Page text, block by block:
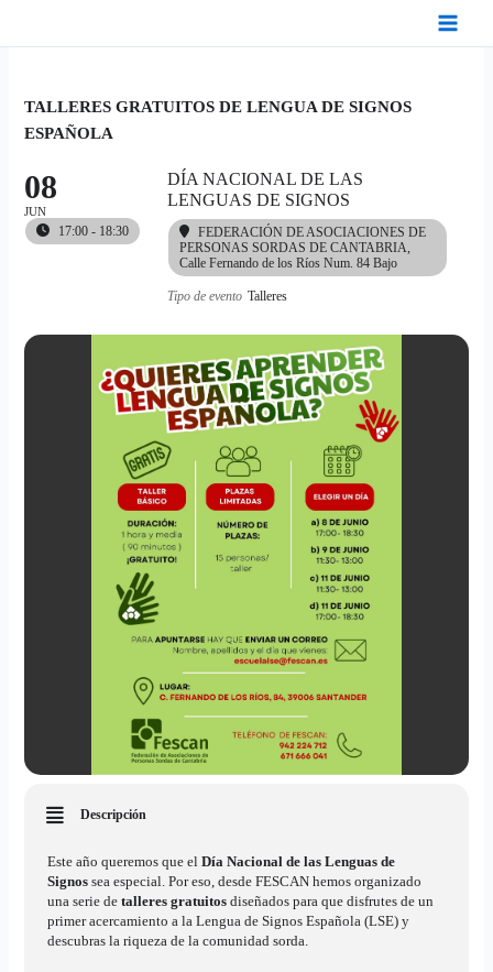
TALLERES GRATUITOS DE LENGUA DE SIGNOS
ESPAÑOLA
08
JUN
17:00 - 18:30
DÍA NACIONAL DE LAS
LENGUAS DE SIGNOS
FEDERACIÓN DE ASOCIACIONES DE
PERSONAS SORDAS DE CANTABRIA
Calle Fernando de los Ríos Num. 84 Bajo
Tipo de evento Talleres
Descripción
Este año queremos que elDía Nacional de las Lenguas de
Signos sea especial. Por eso, desde FESCAN hemos organizado
una serie detalleres gratuitos diseñados para que disfrutes de un
primer acercamiento a la Lengua de Signos Española (LSE) y
descubras la riqueza de la comunidad sorda.